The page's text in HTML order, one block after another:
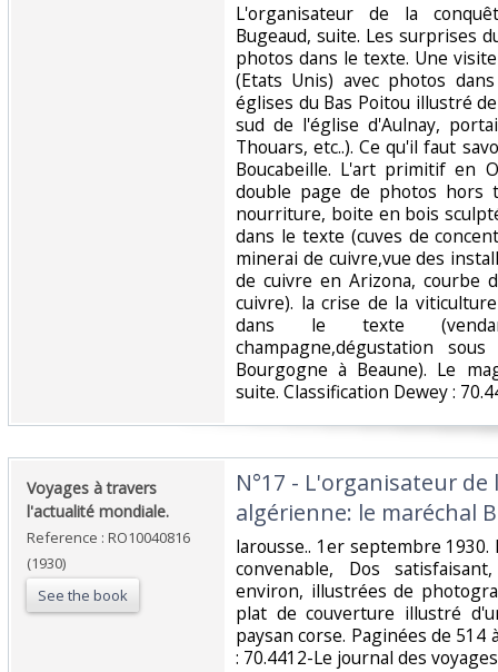
‎L'organisateur de la
Bugeaud, suite. Les surprises
photos dans le texte. Une
(Etats Unis) avec photos
églises du Bas Poitou illustré
sud de l'église d'Aulnay,
Thouars, etc..). Ce qu'il faut
Boucabeille. L'art primitif en
double page de photos hors
nourriture, boite en bois
dans le texte (cuves de
minerai de cuivre,vue des
de cuivre en Arizona, courbe
cuivre). la crise de la
dans le texte
champagne,dégustation
Bourgogne à Beaune). Le
suite. Classification Dewey :
‎Voyages à travers
l'actualité mondiale.‎
Reference : RO10040816
(1930)
See the book
‎N°17 - L'organisateur
algérienne: le maréchal
‎larousse.. 1er septembre 1930.
convenable, Dos
environ, illustrées de
plat de couverture illustré
paysan corse. Paginées de 514
: 70.4412-Le journal des voyages‎